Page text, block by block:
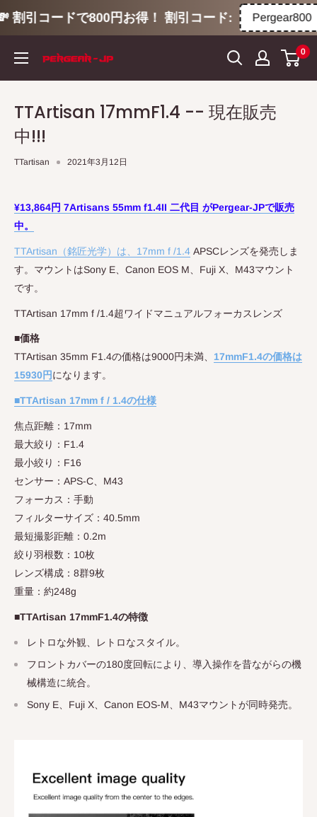
コードで800円お得！ 割引コード: Pergear800
テ
0
TTArtisan 17mmF1.4 -- 現在販売
中!!!
TTartisan 2021年3月12日
¥13,864円 7Artisans 55mm f1.4II 二代目 がPergear-JPで販売
中。
TTArtisan （銘匠光学）は、 17mm f /1.4 APSCレンズを発売しま
す。マウントはSony E Canon EOS M Fuji X M43マウント
です。
TTArtisan 17mm f /1.4超ワイドマニュアルフォーカスレンズ
■価格
TTArtisan 35mm F1.4の価格は9000円未満、 17mmF1.4の価格は
15930円になります。
■TTArtisan 17mm f / 1.4の仕様
焦点距離：17mm
最大絞り： F1.4
最小絞り： F16
センサー： APS-C
M43
フォーカス：手動
フィルターサイズ：40.5mm
最短撮影距離： 0.2m
絞り羽根数： 10枚
レンズ構成： 8群9枚
重量：約248g
■TTArtisan 17mmF1.4の特徴
レトロな外観、レトロなスタイル。
フロントカバーの180度回転により、導入操作を昔ながらの機
械構造に統合。
Sony E、Fuji X、Canon EOS-M、M43マウントが同時発売。